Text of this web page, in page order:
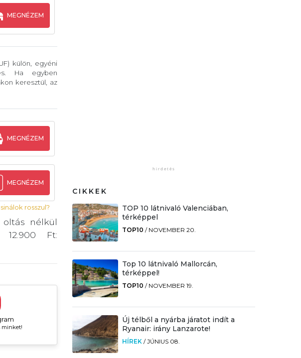
MEGNÉZEM
külön, egyéni
Ha egyben
keresztül, az
MEGNÉZEM
MEGNÉZEM
rosszul?
nélkül
12.900 Ft:
minket!
CIKKEK
TOP 10 látnivaló Valenciában,
térképpel
TOP10 / NOVEMBER 20.
Top 10 látnivaló Mallorcán,
térképpel!
TOP10 / NOVEMBER 19.
Új télből a nyárba járatot indít a
Ryanair: irány Lanzarote!
HÍREK /JÚNIUS 08.